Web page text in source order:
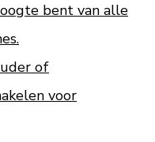
bent van alle
of
voor